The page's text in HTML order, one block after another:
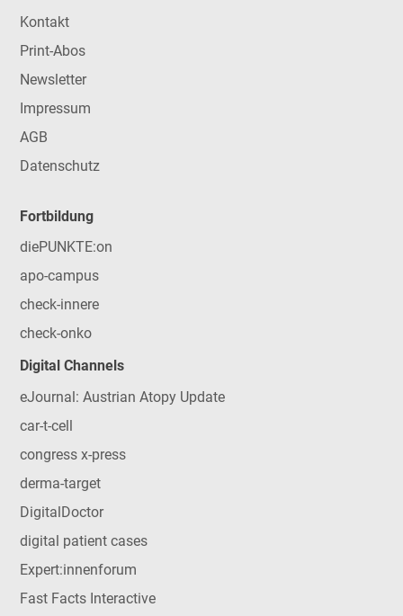
Kontakt
Print-Abos
Newsletter
Impressum
AGB
Datenschutz
Fortbildung
diePUNKTE:on
apo-campus
check-innere
check-onko
Digital Channels
eJournal: Austrian Atopy Update
car-t-cell
congress x-press
derma-target
DigitalDoctor
digital patient cases
Expert:innenforum
Fast Facts Interactive